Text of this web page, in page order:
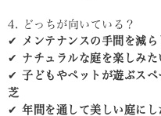
4. どっちが向いている？
✔
メンテナンスの手間を減
✔ ナチュラルな庭を楽しみ
✔ 子どもやペットが遊ぶス
芝
✔ 年間を通して美しい庭に